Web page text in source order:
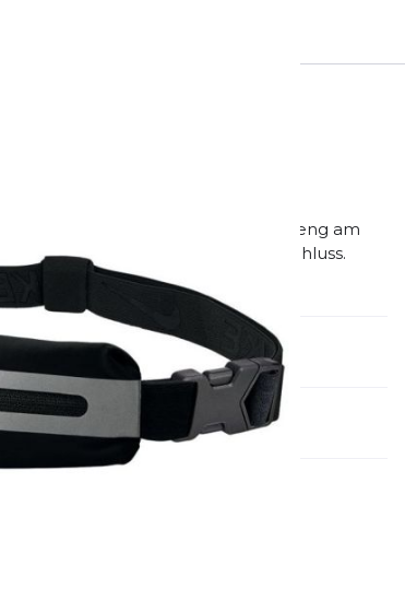
bietet Platz für Kleinigkeiten, liegt eng am
leicht zu bedienender Klickverschluss.
9038-264-082